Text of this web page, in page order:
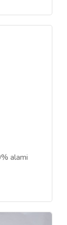
alami